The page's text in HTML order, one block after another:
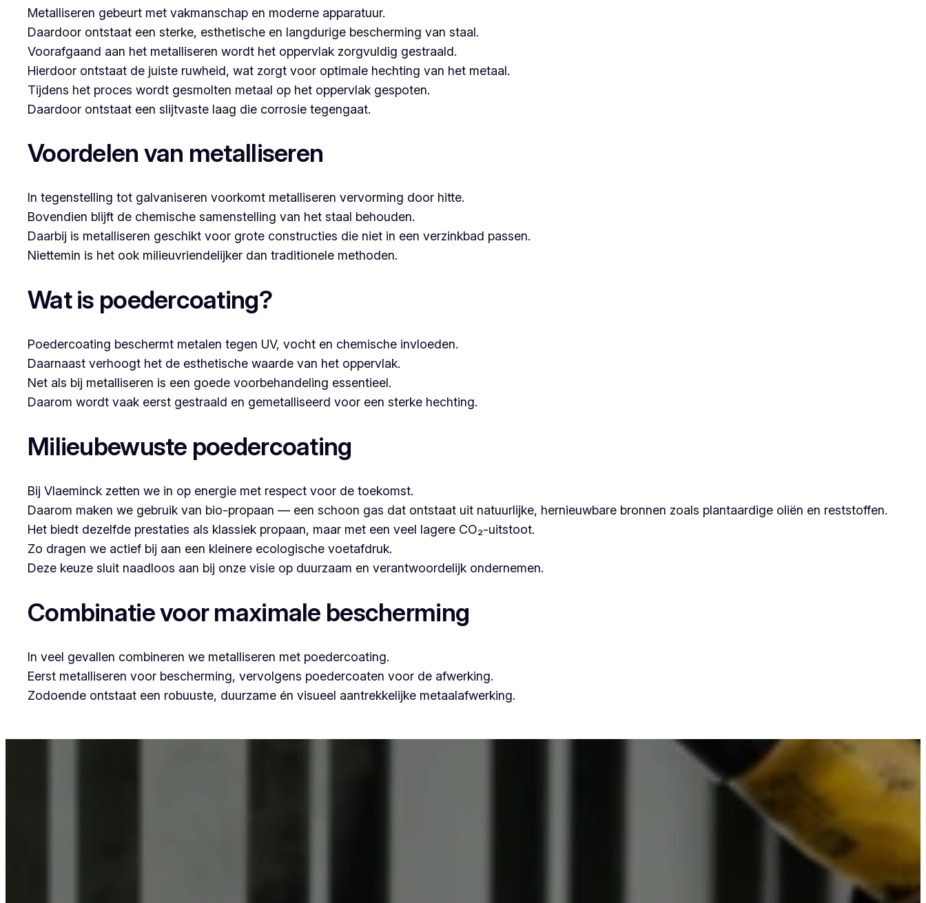
Metalliseren gebeurt met vakmanschap en moderne apparatuur.
Daardoor ontstaat een sterke, esthetische en langdurige bescherming van staal.
Voorafgaand aan het metalliseren wordt het oppervlak zorgvuldig gestraald.
Hierdoor ontstaat de juiste ruwheid, wat zorgt voor optimale hechting van het metaal.
Tijdens het proces wordt gesmolten metaal op het oppervlak gespoten.
Daardoor ontstaat een slijtvaste laag die corrosie tegengaat.
Voordelen van metalliseren
In tegenstelling tot galvaniseren voorkomt metalliseren vervorming door hitte.
Bovendien blijft de chemische samenstelling van het staal behouden.
Daarbij is metalliseren geschikt voor grote constructies die niet in een verzinkbad passen.
Niettemin is het ook milieuvriendelijker dan traditionele methoden.
Wat is poedercoating?
Poedercoating beschermt metalen tegen UV, vocht en chemische invloeden.
Daarnaast verhoogt het de esthetische waarde van het oppervlak.
Net als bij metalliseren is een goede voorbehandeling essentieel.
Daarom wordt vaak eerst gestraald en gemetalliseerd voor een sterke hechting.
Milieubewuste poedercoating
Bij Vlaeminck zetten we in op energie met respect voor de toekomst.
Daarom maken we gebruik van bio-propaan — een schoon gas dat ontstaat uit natuurlijke, hernieuwbare bronnen zoals plantaardige oliën en reststoffen.
Het biedt dezelfde prestaties als klassiek propaan, maar met een veel lagere CO₂-uitstoot.
Zo dragen we actief bij aan een kleinere ecologische voetafdruk.
Deze keuze sluit naadloos aan bij onze visie op duurzaam en verantwoordelijk ondernemen.
Combinatie voor maximale bescherming
In veel gevallen combineren we metalliseren met poedercoating.
Eerst metalliseren voor bescherming, vervolgens poedercoaten voor de afwerking.
Zodoende ontstaat een robuuste, duurzame én visueel aantrekkelijke metaalafwerking.